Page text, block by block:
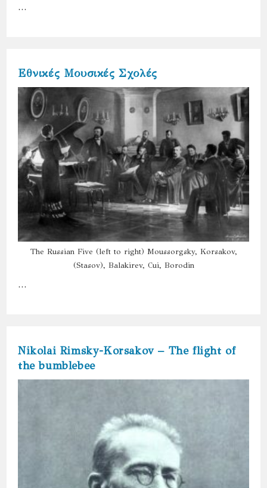
…
Εθνικές Μουσικές Σχολές
The Russian Five (left to right) Moussorgsky, Korsakov,
(Stasov), Balakirev, Cui, Borodin
…
Nikolai Rimsky-Korsakov – The flight of
the bumblebee